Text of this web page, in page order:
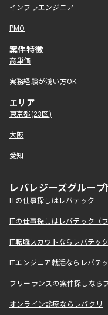
インフラエンジニア
PMO
案件特徴
高単価
実務経験が浅い方OK
エリア
東京都(23区)
大阪
愛知
レバレジーズグルー
ITの仕事探しはレバテック
ITの仕事探しはレバテック（
IT転職スカウトならレバテッ
ITエンジニア就活ならレバテ
フリーランスの案件探しなら
オンライン診療ならレバクリ